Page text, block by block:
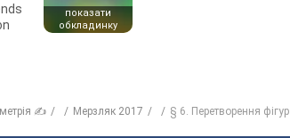
показати
обкладинку
✍ Мерзляк 2017 § 6. Перетворення фігур